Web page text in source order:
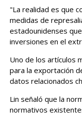
"La realidad es que
medidas de
estadounidenses
inversiones ⁠en el
Uno de los artículos
para la exportación
datos relacionados
Lin señaló que la
normativos